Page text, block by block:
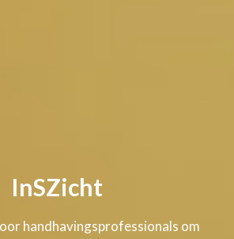
InSZicht
handhavingsprofessionals om